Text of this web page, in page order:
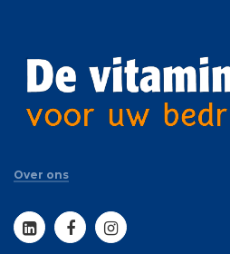
Over ons